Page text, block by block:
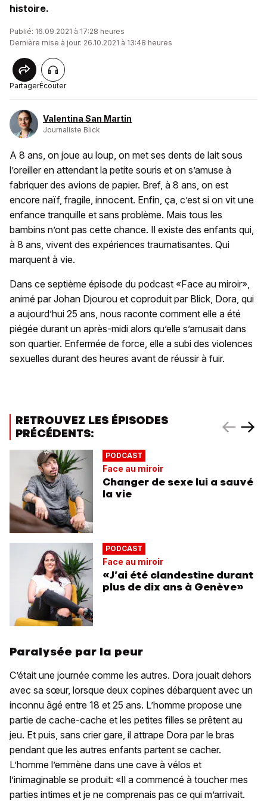
histoire.
Publié: 16.09.2021 à 17:28 heures
Dernière mise à jour: 26.10.2021 à 13:48 heures
PartagerÉcouter
Valentina San Martin
Journaliste Blick
A 8 ans, on joue au loup, on met ses dents de lait sous
l’oreiller en attendant la petite souris et on s’amuse à
fabriquer des avions de papier. Bref, à 8 ans, on est
encore naïf, fragile, innocent. Enfin, ça, c’est si on vit une
enfance tranquille et sans problème. Mais tous les
bambins n’ont pas cette chance. Il existe des enfants qui,
à 8 ans, vivent des expériences traumatisantes. Qui
marquent à vie.
Dans ce septième épisode du podcast «Face au miroir»,
animé par Johan Djourou et coproduit par Blick, Dora, qui
a aujourd’hui 25 ans, nous raconte comment elle a été
piégée durant un après-midi alors qu’elle s’amusait dans
son quartier. Enfermée de force, elle a subi des violences
sexuelles durant des heures avant de réussir à fuir.
RETROUVEZ LES ÉPISODES
PRÉCÉDENTS:
PODCAST
Face au miroir
Changer de sexe lui a sauvé
la vie
PODCAST
Face au miroir
«J’ai été clandestine durant
plus de dix ans à Genève»
Paralysée par la peur
C’était une journée comme les autres. Dora jouait dehors
avec sa sœur, lorsque deux copines débarquent avec un
inconnu âgé entre 18 et 25 ans. L’homme propose une
partie de cache-cache et les petites filles se prêtent au
jeu. Et puis, sans crier gare, il attrape Dora par le bras
pendant que les autres enfants partent se cacher.
L’homme l’emmène dans une cave à vélos et
l’inimaginable se produit: «Il a commencé à toucher mes
parties intimes et je ne comprenais pas ce qui m’arrivait.